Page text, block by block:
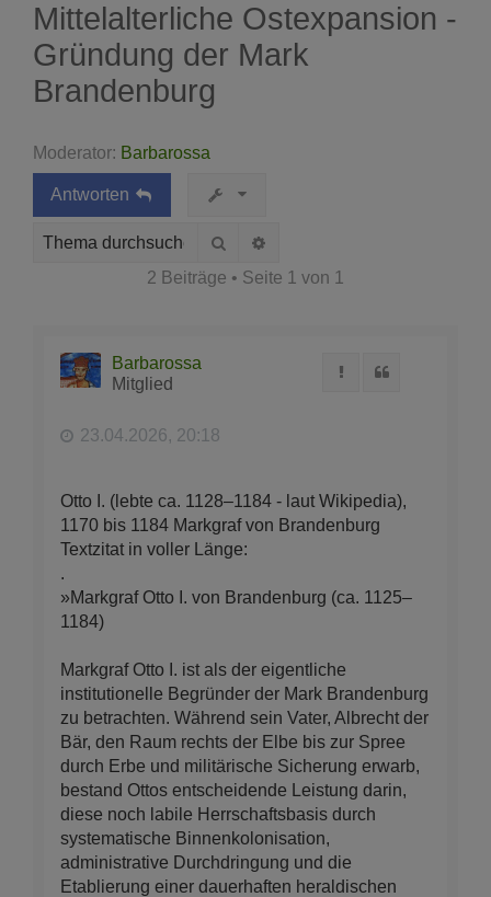
Mittelalterliche Ostexpansion -
Gründung der Mark
Brandenburg
Moderator: Barbarossa
Antworten
Suche
2 Beiträge • Seite 1 von 1
Barbarossa
Mitglied
Melden
23.04.2026, 20:18
Otto I. (lebte ca. 1128–1184 - laut Wikipedia),
1170 bis 1184 Markgraf von Brandenburg
Textzitat in voller Länge:
.
»Markgraf Otto I. von Brandenburg (ca. 1125–
1184)
Markgraf Otto I. ist als der eigentliche
institutionelle Begründer der Mark Brandenburg
zu betrachten. Während sein Vater, Albrecht der
Bär, den Raum rechts der Elbe bis zur Spree
durch Erbe und militärische Sicherung erwarb,
bestand Ottos entscheidende Leistung darin,
diese noch labile Herrschaftsbasis durch
systematische Binnenkolonisation,
administrative Durchdringung und die
Etablierung einer dauerhaften heraldischen